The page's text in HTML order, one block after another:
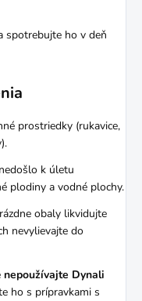
spotrebujte ho v deň
prostriedky (rukavice,
k úletu
plodiny a vodné plochy.
obaly likvidujte
nevylievajte do
nepoužívajte Dynali
ho s prípravkami s